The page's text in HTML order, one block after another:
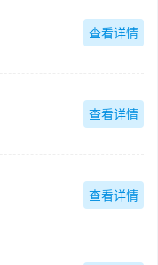
查看详情
查看详情
查看详情